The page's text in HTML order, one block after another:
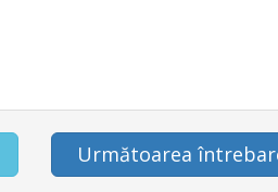
Următoarea